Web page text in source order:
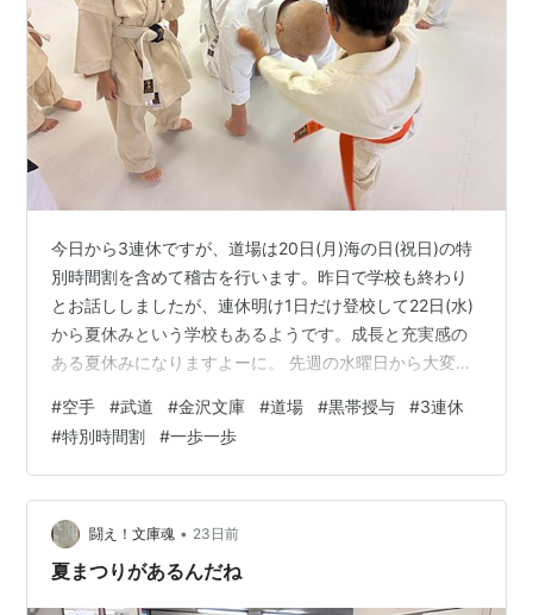
今日から3連休ですが、道場は20日(月)海の日(祝日)の特
別時間割を含めて稽古を行います。昨日で学校も終わり
とお話ししましたが、連休明け1日だけ登校して22日(水)
から夏休みという学校もあるようです。成長と充実感の
ある夏休みになりますよーに。 先週の水曜日から大変お
与を始めています。 皆さん、それぞれに色々なものを抱
えつつ、黒帯になっても尚、努力を惜しまず、人間性、
向上心においても素晴らしい黒帯さんばかりです。改め
ましてこれからも宜しくお願いいたします。 皆さんにと
っても大きな目標となると思いますが、まずは秋に昇級
審査を行われます。日々の稽古を…
#空手 #武道 #金沢文庫 #道場 #黒帯授与 #3連休
#特別時間割 #一歩一歩
闘え！文庫魂 • 23日前
夏まつりがあるんだね